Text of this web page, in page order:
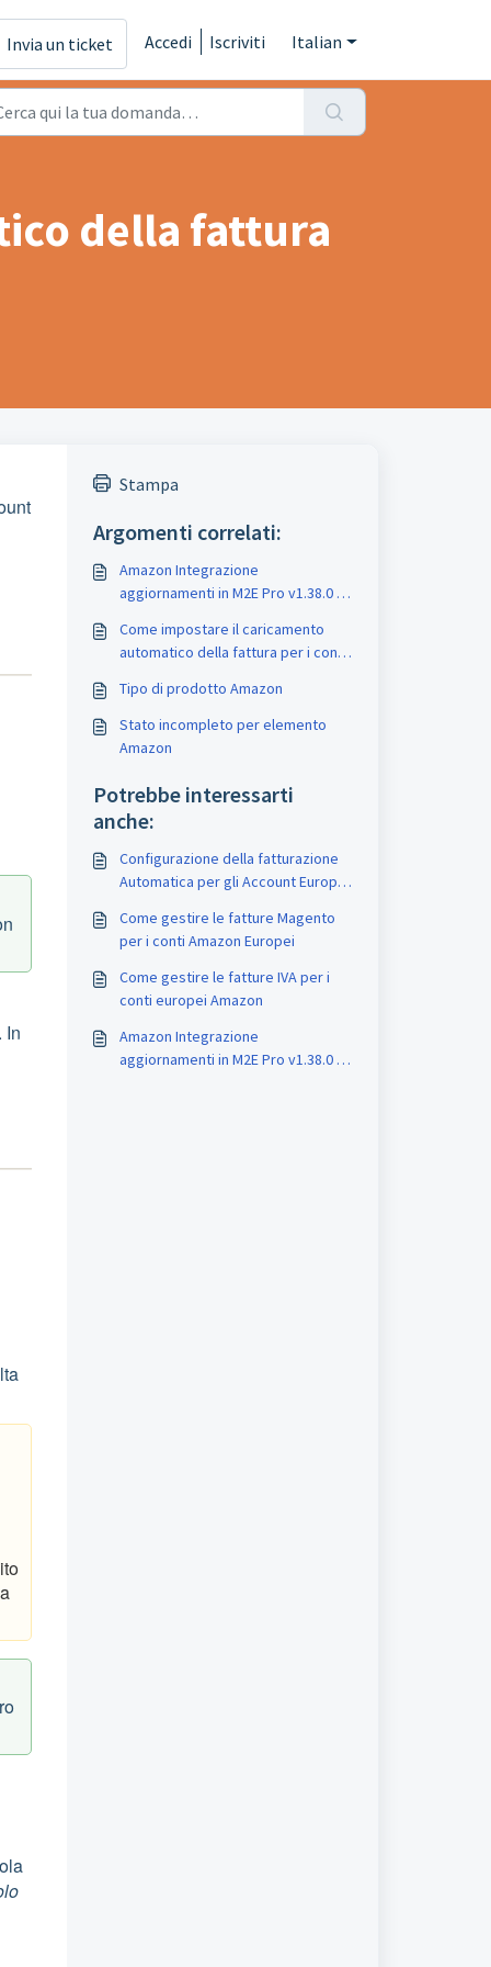
Invia un ticket Accedi Iscriviti Italian
della fattura
In
Stampa
Argomenti correlati:
Amazon Integrazione
aggiornamenti in M2E Pro v1.38.0 e
Come impostare il caricamento
automatico della fattura per i conti
Tipo di prodotto Amazon
Stato incompleto per elemento
Amazon
Potrebbe interessarti
anche:
Configurazione della fatturazione
Automatica per gli Account Europei
Come gestire le fatture Magento
per i conti Amazon Europei
Come gestire le fatture IVA per i
conti europei Amazon
Amazon Integrazione
aggiornamenti in M2E Pro v1.38.0 e